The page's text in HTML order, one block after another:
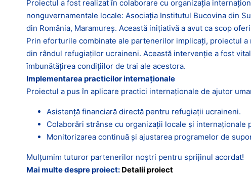
Proiectul a fost realizat în colaborare cu organizația
nonguvernamentale locale: Asociația Institutul Bucovina din
din România, Maramureș. Această inițiativă a avut ca scop
Prin eforturile combinate ale partenerilor implicați, proiectul
din rândul refugiaților ucraineni. Această intervenție a fost
îmbunătățirea condițiilor de trai ale acestora.
Implementarea practicilor internaționale
Proiectul a pus în aplicare practici internaționale de ajutor
Asistență financiară directă pentru refugiații ucraineni.
Colaborări strânse cu organizații locale și
Monitorizarea continuă și ajustarea programelor de
Mulțumim tuturor partenerilor noștri pentru sprijinul acordat!
Mai multe despre proiect: Detalii proiect